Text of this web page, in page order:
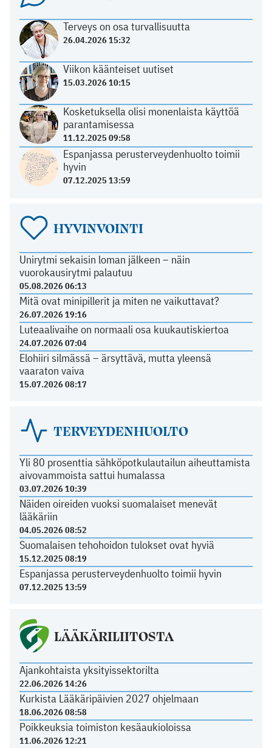
Terveys on osa turvallisuutta
26.04.2026 15:32
Viikon käänteiset uutiset
15.03.2026 10:15
Kosketuksella olisi monenlaista käyttöä
parantamisessa
11.12.2025 09:58
Espanjassa perusterveydenhuolto toimii
hyvin
07.12.2025 13:59
HYVINVOINTI
Unirytmi sekaisin loman jälkeen – näin
vuorokausirytmi palautuu
05.08.2026 06:13
Mitä ovat minipillerit ja miten ne vaikuttavat?
26.07.2026 19:16
Luteaalivaihe on normaali osa kuukautiskiertoa
24.07.2026 07:04
Elohiiri silmässä – ärsyttävä, mutta yleensä
vaaraton vaiva
15.07.2026 08:17
TERVEYDENHUOLTO
Yli 80 prosenttia sähköpotkulautailun aiheuttamista
aivovammoista sattui humalassa
03.07.2026 10:39
Näiden oireiden vuoksi suomalaiset menevät
lääkäriin
04.05.2026 08:52
Suomalaisen tehohoidon tulokset ovat hyviä
15.12.2025 08:19
Espanjassa perusterveydenhuolto toimii hyvin
07.12.2025 13:59
LÄÄKÄRILIITOSTA
Ajankohtaista yksityissektorilta
22.06.2026 14:26
Kurkista Lääkäripäivien 2027 ohjelmaan
18.06.2026 08:58
Poikkeuksia toimiston kesäaukioloissa
11.06.2026 12:21